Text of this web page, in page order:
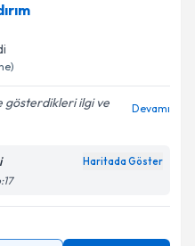
ilişkinAydınlatma
gösterdikleri ilgi ve
Devamı
Haritada Göster